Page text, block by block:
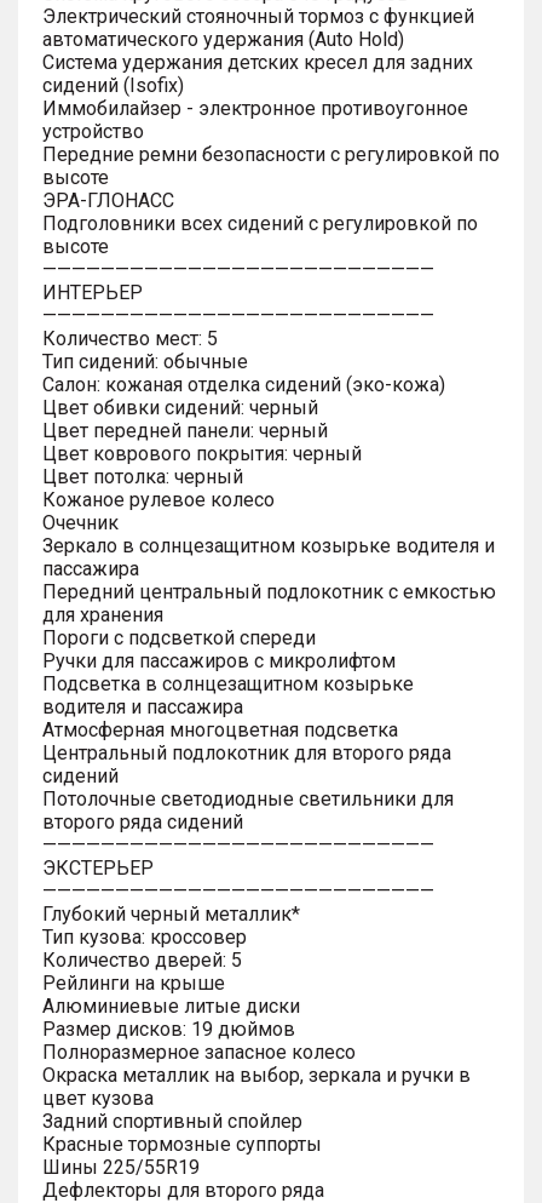
Электрический стояночный тормоз с функцией
автоматического удержания (Auto Hold)
Система удержания детских кресел для задних
сидений (Isofix)
Иммобилайзер - электронное противоугонное
устройство
Передние ремни безопасности с регулировкой по
высоте
ЭРА-ГЛОНАСС
Подголовники всех сидений с регулировкой по
высоте
———————————————————————————
ИНТЕРЬЕР
———————————————————————————
Количество мест: 5
Тип сидений: обычные
Салон: кожаная отделка сидений (эко-кожа)
Цвет обивки сидений: черный
Цвет передней панели: черный
Цвет коврового покрытия: черный
Цвет потолка: черный
Кожаное рулевое колесо
Очечник
Зеркало в солнцезащитном козырьке водителя и
пассажира
Передний центральный подлокотник с емкостью
для хранения
Пороги с подсветкой спереди
Ручки для пассажиров с микролифтом
Подсветка в солнцезащитном козырьке
водителя и пассажира
Атмосферная многоцветная подсветка
Центральный подлокотник для второго ряда
сидений
Потолочные светодиодные светильники для
второго ряда сидений
———————————————————————————
ЭКСТЕРЬЕР
———————————————————————————
Глубокий черный металлик*
Тип кузова: кроссовер
Количество дверей: 5
Рейлинги на крыше
Алюминиевые литые диски
Размер дисков: 19 дюймов
Полноразмерное запасное колесо
Окраска металлик на выбор, зеркала и ручки в
цвет кузова
Задний спортивный спойлер
Красные тормозные суппорты
Шины 225/55R19
Дефлекторы для второго ряда